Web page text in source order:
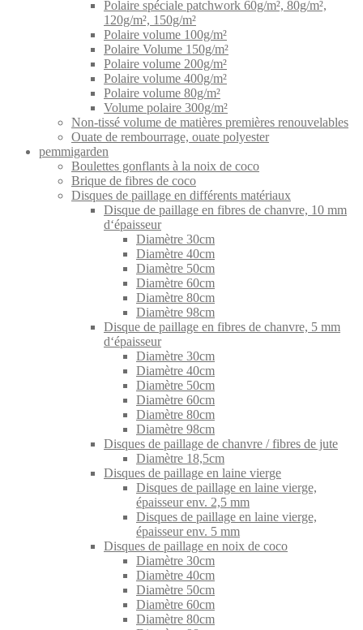
Polaire spéciale patchwork 60g/m², 80g/m²,
120g/m², 150g/m²
Polaire volume 100g/m²
Polaire Volume 150g/m²
Polaire volume 200g/m²
Polaire volume 400g/m²
Polaire volume 80g/m²
Volume polaire 300g/m²
Non-tissé volume de matières premières renouvelables
Ouate de rembourrage, ouate polyester
pemmigarden
Boulettes gonflants à la noix de coco
Brique de fibres de coco
Disques de paillage en différents matériaux
Disque de paillage en fibres de chanvre, 10 mm
d‘épaisseur
Diamètre 30cm
Diamètre 40cm
Diamètre 50cm
Diamètre 60cm
Diamètre 80cm
Diamètre 98cm
Disque de paillage en fibres de chanvre, 5 mm
d‘épaisseur
Diamètre 30cm
Diamètre 40cm
Diamètre 50cm
Diamètre 60cm
Diamètre 80cm
Diamètre 98cm
Disques de paillage de chanvre / fibres de jute
Diamètre 18,5cm
Disques de paillage en laine vierge
Disques de paillage en laine vierge,
épaisseur env. 2,5 mm
Disques de paillage en laine vierge,
épaisseur env. 5 mm
Disques de paillage en noix de coco
Diamètre 30cm
Diamètre 40cm
Diamètre 50cm
Diamètre 60cm
Diamètre 80cm